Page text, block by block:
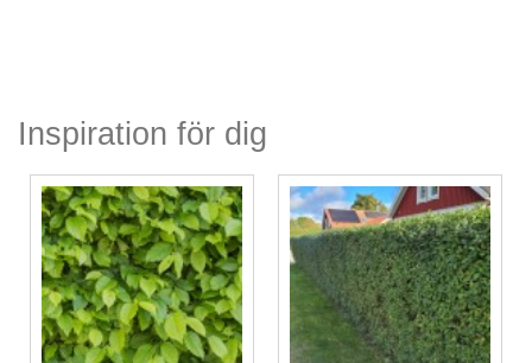
Inspiration för dig